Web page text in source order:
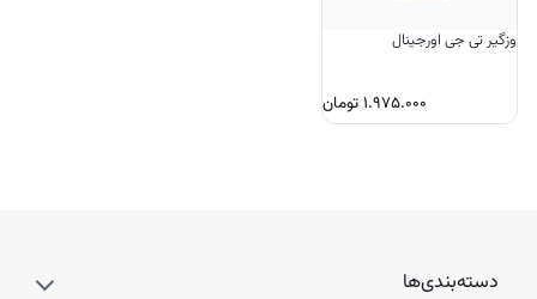
وزگیر تی جی اورجینال
۱.۹۷۵.۰۰۰ تومان
دسته‌بندی‌ها